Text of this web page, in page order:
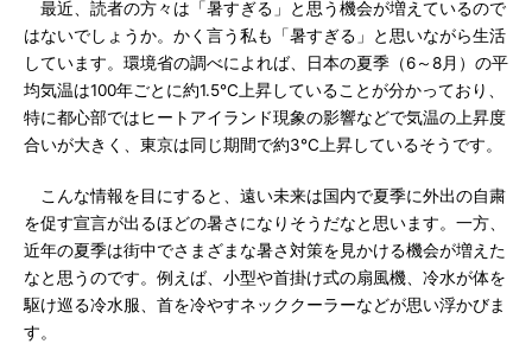
最近、読者の方々は「暑すぎる」と思う機会が増えているので
はないでしょうか。かく言う私も「暑すぎる」と思いながら生活
しています。環境省の調べによれば、日本の夏季（6～8月）の平
均気温は100年ごとに約1.5℃上昇していることが分かっており、
特に都心部ではヒートアイランド現象の影響などで気温の上昇度
合いが大きく、東京は同じ期間で約3℃上昇しているそうです。
こんな情報を目にすると、遠い未来は国内で夏季に外出の自粛
を促す宣言が出るほどの暑さになりそうだなと思います。一方、
近年の夏季は街中でさまざまな暑さ対策を見かける機会が増えた
なと思うのです。例えば、小型や首掛け式の扇風機、冷水が体を
駆け巡る冷水服、首を冷やすネッククーラーなどが思い浮かびま
す。